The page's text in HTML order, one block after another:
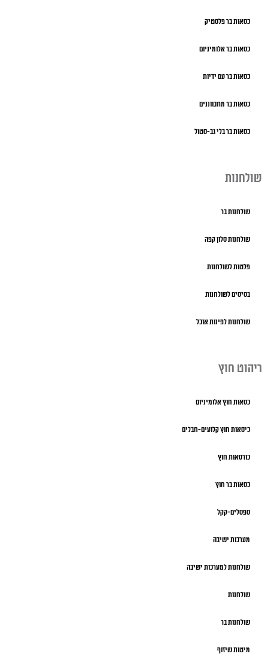
כסאות בר פלסטיק
כסאות בר אלומיניום
כסאות בר עם ידיות
כסאות בר מתכווננים
כסאות בר בלי גב-סטול
שולחנות
שולחנות בר
שולחנות סלון קפה
פלטות לשולחנות
בסיסים לשולחנות
שולחנות לפינות אוכל
ריהוט חוץ
כסאות חוץ אלומיניום
כיסאות חוץ קלועים-חבלים
כורסאות חוץ
כסאות בר חוץ
ספסלים-קקל
מערכות ישיבה
שולחנות למערכות ישיבה
שולחנות
שולחנות בר
מיטות שיזוף